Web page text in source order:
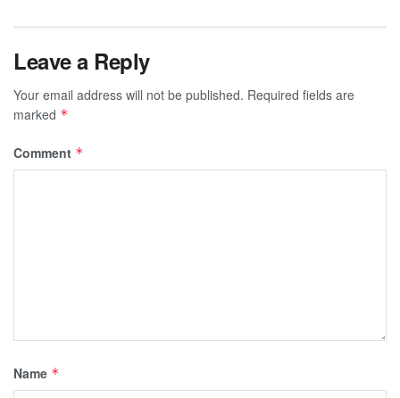
Leave a Reply
Your email address will not be published. Required fields are
marked *
Comment *
Name *